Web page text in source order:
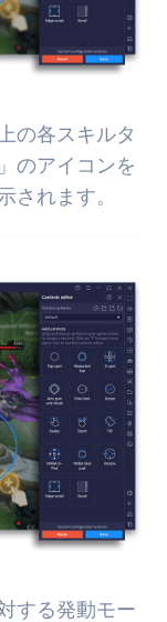
の各スキルタ
のアイコンを
されます。
する発動モー